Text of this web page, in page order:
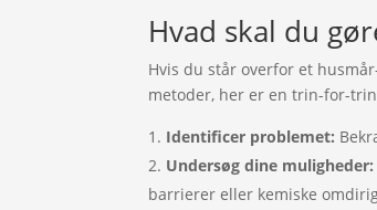
Hvad skal du
Hvis du står overfor et
metoder, her er en trin-for-
Identificer problemet:
Undersøg dine muligheder:
barrierer eller kemiske